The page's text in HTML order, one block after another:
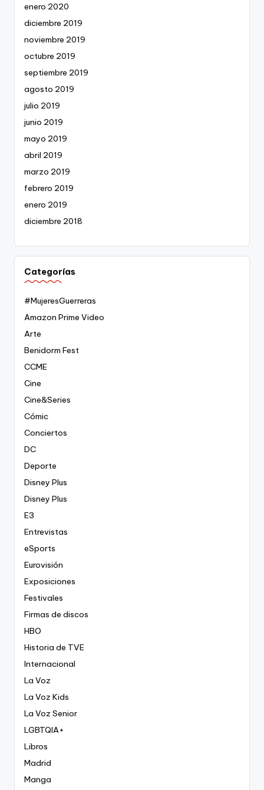
enero 2020
diciembre 2019
noviembre 2019
octubre 2019
septiembre 2019
agosto 2019
julio 2019
junio 2019
mayo 2019
abril 2019
marzo 2019
febrero 2019
enero 2019
diciembre 2018
Categorías
#MujeresGuerreras
Amazon Prime Video
Arte
Benidorm Fest
CCME
Cine
Cine&Series
Cómic
Conciertos
DC
Deporte
Disney Plus
Disney Plus
E3
Entrevistas
eSports
Eurovisión
Exposiciones
Festivales
Firmas de discos
HBO
Historia de TVE
Internacional
La Voz
La Voz Kids
La Voz Senior
LGBTQIA+
Libros
Madrid
Manga